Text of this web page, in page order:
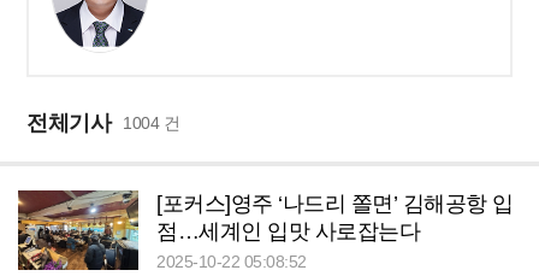
전체기사 1004 건
[포커스]영주 ‘나드리 쫄면’ 김해공항 입
점…세계인 입맛 사로잡는다
2025-10-22 05:08:52